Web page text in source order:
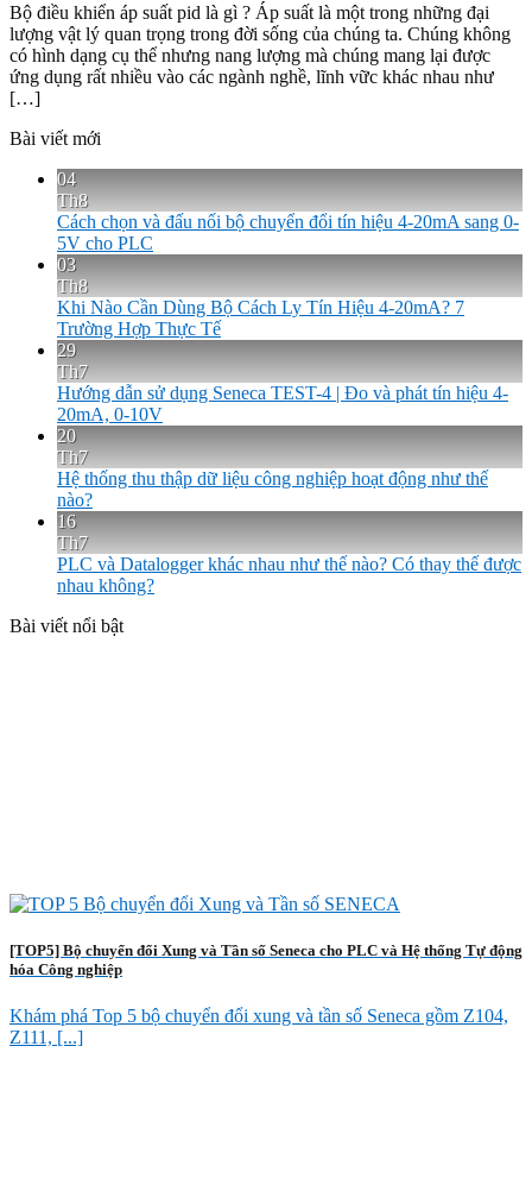
Bộ điều khiển áp suất pid là gì ? Áp suất là một trong những đại
lượng vật lý quan trọng trong đời sống của chúng ta. Chúng không
có hình dạng cụ thể nhưng nang lượng mà chúng mang lại được
ứng dụng rất nhiều vào các ngành nghề, lĩnh vữc khác nhau như
[…]
Bài viết mới
04
Th8
Cách chọn và đấu nối bộ chuyển đổi tín hiệu 4-20mA sang 0-
5V cho PLC
03
Th8
Khi Nào Cần Dùng Bộ Cách Ly Tín Hiệu 4-20mA? 7
Trường Hợp Thực Tế
29
Th7
Hướng dẫn sử dụng Seneca TEST-4 | Đo và phát tín hiệu 4-
20mA, 0-10V
20
Th7
Hệ thống thu thập dữ liệu công nghiệp hoạt động như thế
nào?
16
Th7
PLC và Datalogger khác nhau như thế nào? Có thay thế được
nhau không?
Bài viết nổi bật
[TOP5] Bộ chuyển đổi Xung và Tần số Seneca cho PLC và Hệ thống Tự động
hóa Công nghiệp
Khám phá Top 5 bộ chuyển đổi xung và tần số Seneca gồm Z104,
Z111, [...]